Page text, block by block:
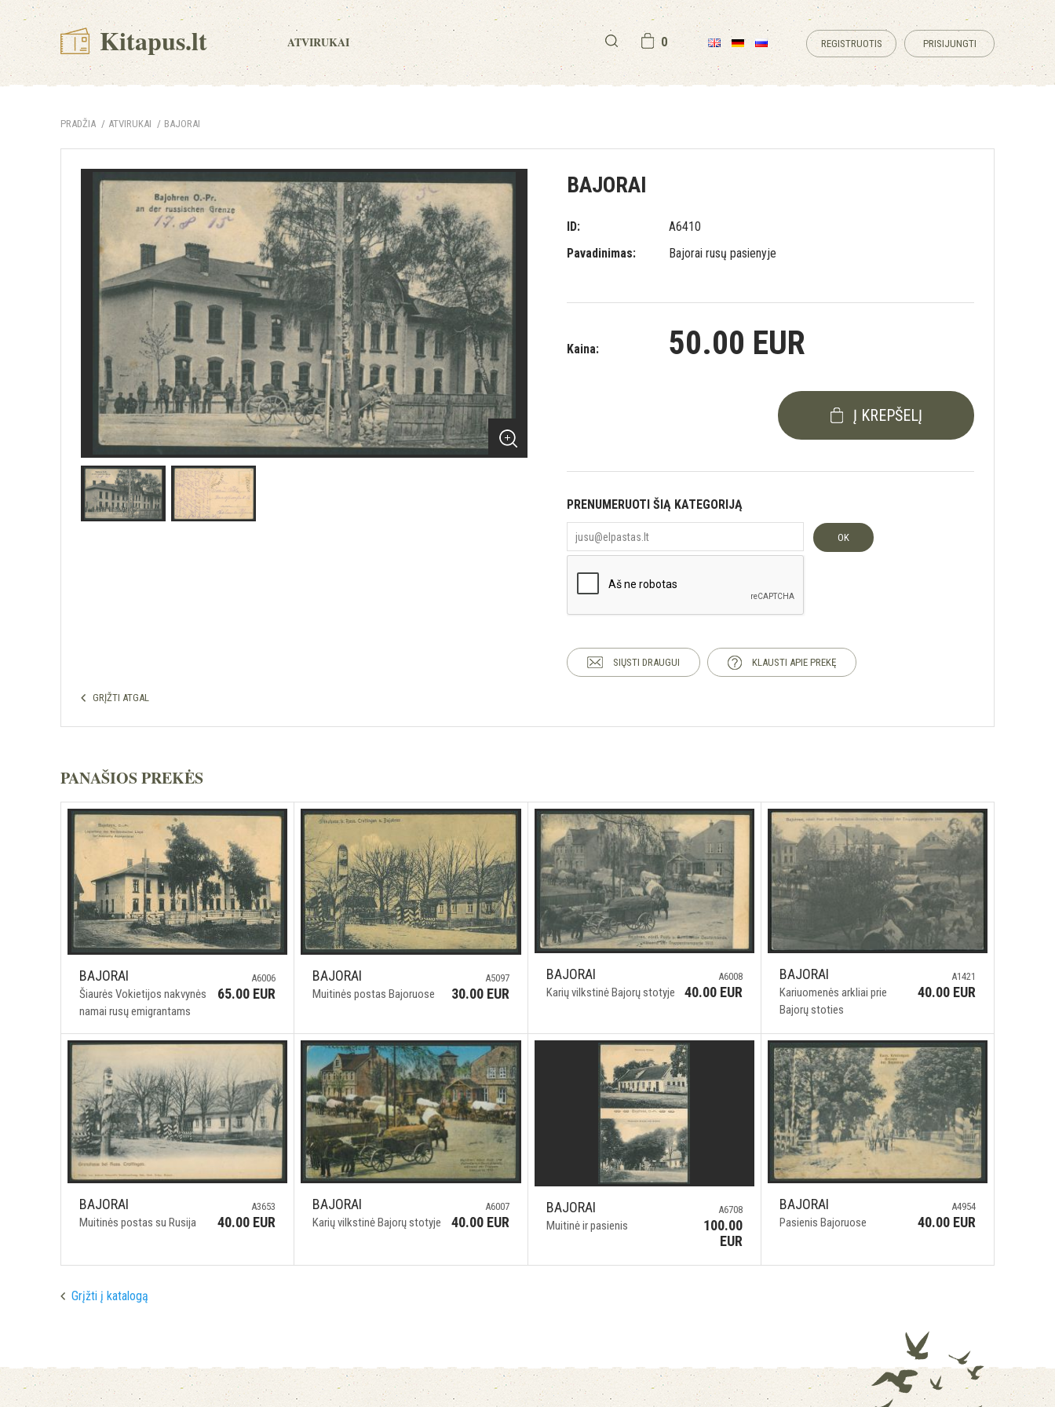
Kitapus.lt ATVIRUKAI 0 REGISTRUOTIS PRISIJUNGTI
PRADŽIA ATVIRUKAI BAJORAI
BAJORAI
ID:
A6410
Pavadinimas:
Bajorai rusų pasienyje
Kaina: 50.00 EUR
Į KREPŠELĮ
PRENUMERUOTI ŠIĄ KATEGORIJĄ
OK
SIŲSTI DRAUGUI KLAUSTI APIE PREKĘ
GRĮŽTI ATGAL
PANAŠIOS PREKĖS
BAJORAI
Šiaurės Vokietijos nakvynės
namai rusų emigrantams
A6006
65.00 EUR
BAJORAI
Muitinės postas Bajoruose
A5097
30.00 EUR
BAJORAI
Karių vilkstinė Bajorų stotyje
A6008
40.00 EUR
BAJORAI
Kariuomenės arkliai prie
Bajorų stoties
A1421
40.00 EUR
BAJORAI
Muitinės postas su Rusija
A3653
40.00 EUR
BAJORAI
Karių vilkstinė Bajorų stotyje
A6007
40.00 EUR
BAJORAI
Muitinė ir pasienis
A6708
100.00
EUR
BAJORAI
Pasienis Bajoruose
A4954
40.00 EUR
Grįžti į katalogą